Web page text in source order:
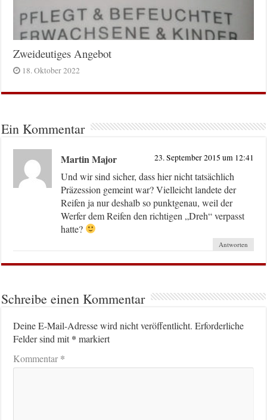
Zweideutiges Angebot
18. Oktober 2022
Ein Kommentar
Martin Major 23. September 2015 um 12:41
Und wir sind sicher, dass hier nicht tatsächlich
Präzession gemeint war? Vielleicht landete der
Reifen ja nur deshalb so punktgenau, weil der
Werfer dem Reifen den richtigen „Dreh“ verpasst
hatte?
Antworten
Schreibe einen Kommentar
Deine E-Mail-Adresse wird nicht veröffentlicht. Erforderliche
Felder sind mit* markiert
Kommentar*